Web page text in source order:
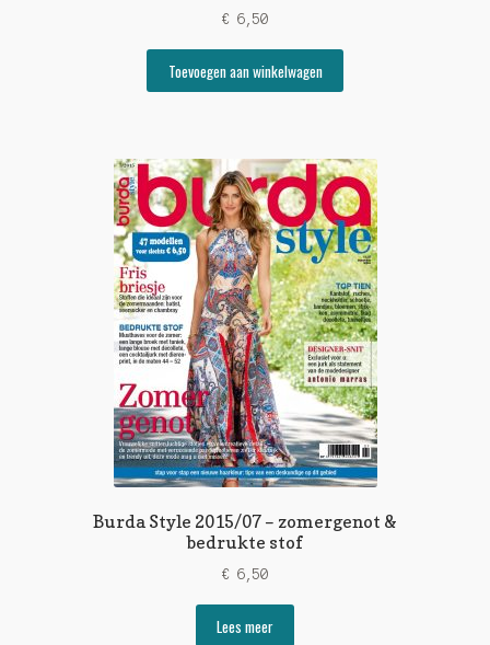
€ 6,50
Toevoegen aan winkelwagen
Burda Style 2015/07 – zomergenot &
bedrukte stof
€ 6,50
Lees meer